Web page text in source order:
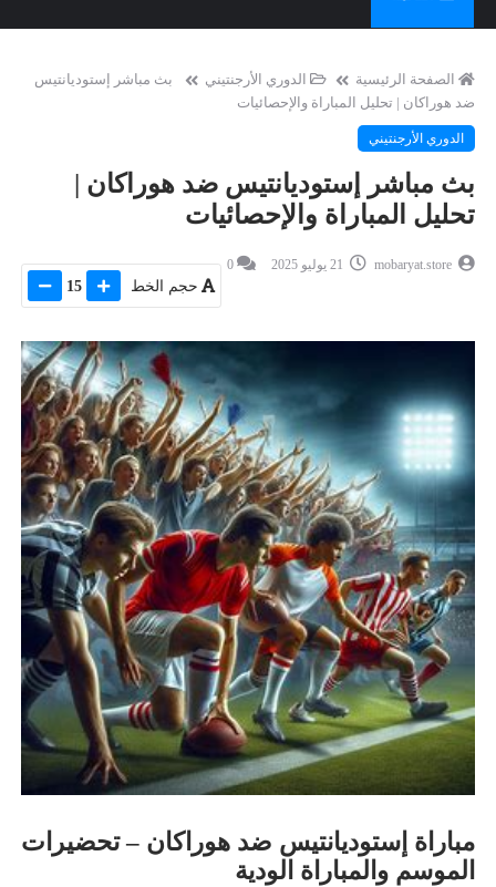
الصفحة الرئيسية الدوري الأرجنتيني
بث مباشر إستوديانتيس
ضد هوراكان | تحليل المباراة والإحصائيات
الدوري الأرجنتيني
بث مباشر إستوديانتيس ضد هوراكان |
تحليل المباراة والإحصائيات
mobaryat.store
0
حجم الخط 15
مباراة إستوديانتيس ضد هوراكان – تحضيرات
الموسم والمباراة الودية